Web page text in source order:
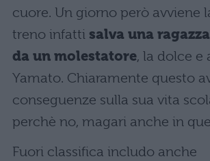
cuore. Un giorno però avviene
treno infatti salva una
da un molestatore, la dolce e
Yamato. Chiaramente questo
conseguenze sulla sua vita
perchè no, magari anche in
Fuori classifica includo anche